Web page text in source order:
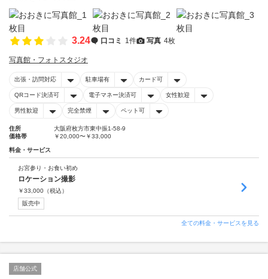
3.24 口コミ 1件 写真 4枚
写真館・フォトスタジオ
出張・訪問対応 駐車場有 カード可
QRコード決済可 電子マネー決済可 女性歓迎
男性歓迎 完全禁煙 ペット可
住所
大阪府枚方市東中振1-58-9
価格帯
￥20,000〜￥33,000
料金・サービス
お宮参り・お食い初め
ロケーション撮影
￥33,000 （税込）
販売中
全ての料金・サービスを見る
店舗公式